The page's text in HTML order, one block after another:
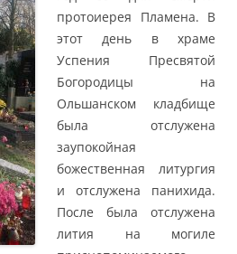
протоиерея Пламена. В
этот день в храме
Успения Пресвятой
Богородицы на
Ольшанском кладбище
была отслужена
заупокойная
божественная литургия
и отслужена панихида.
После была отслужена
лития на могиле